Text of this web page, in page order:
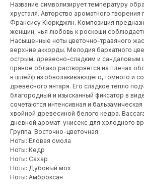
Название символизирует температуру
хрусталя. Авторство ароматного
Франсису Кюркджян. Композиция
женщин, чья любовь к роскоши
Насыщенные ноты цветочно-травяного
верхние аккорды. Мелодия бархатного
острым, древесно-сладким и сандаловым
пряное облако растворяется на плечах
в шлейф из обволакивающего, томного и
древесного янтаря. Его сладкое тепло
благородный и изысканный фиксатор в
сочетаются интенсивная и
хвойной древесиной белого кедра.
дневной аромат-унисекс для холодного
Группа: Восточно-цветочная
Ноты: Еловая смола
Ноты: Кедр
Ноты: Сахар
Ноты: Дубовый мох
Ноты: Амброксан